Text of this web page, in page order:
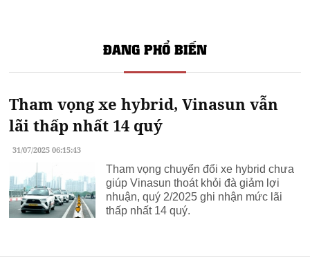
ĐANG PHỔ BIẾN
Tham vọng xe hybrid, Vinasun vẫn
lãi thấp nhất 14 quý
31/07/2025 06:15:43
Tham vọng chuyển đổi xe hybrid chưa
giúp Vinasun thoát khỏi đà giảm lợi
nhuận, quý 2/2025 ghi nhận mức lãi
thấp nhất 14 quý.